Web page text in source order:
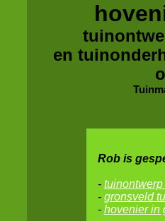
en
Rob is
-
- gronsveld
- hovenier in